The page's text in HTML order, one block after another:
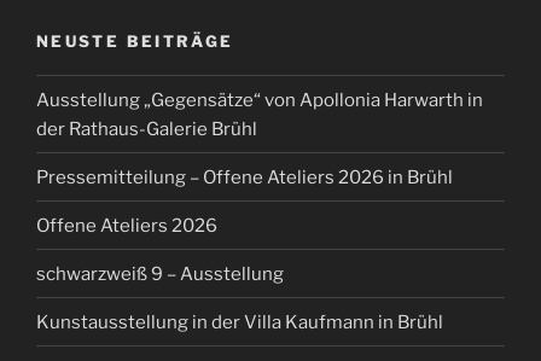
NEUSTE BEITRÄGE
Ausstellung „Gegensätze“ von Apollonia Harwarth in
der Rathaus-Galerie Brühl
Pressemitteilung – Offene Ateliers 2026 in Brühl
Offene Ateliers 2026
schwarzweiß 9 – Ausstellung
Kunstausstellung in der Villa Kaufmann in Brühl